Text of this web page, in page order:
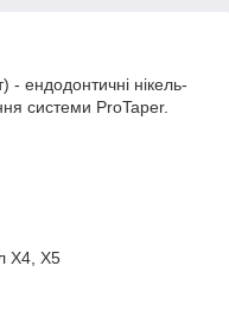
- ендодонтичні нікель-
системи ProTaper.
Х4, Х5